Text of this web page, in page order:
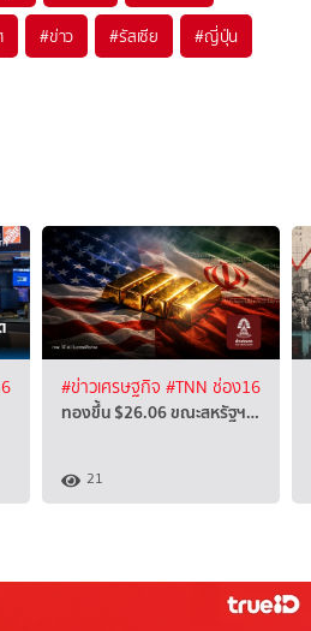
#ข่าว #รัสเซีย #ญี่ปุ่น
#ข่าวเศรษฐกิจ #TNN ช่อง16
ทองขึ้น $26.06 ขณะสหรัฐฯ…
21